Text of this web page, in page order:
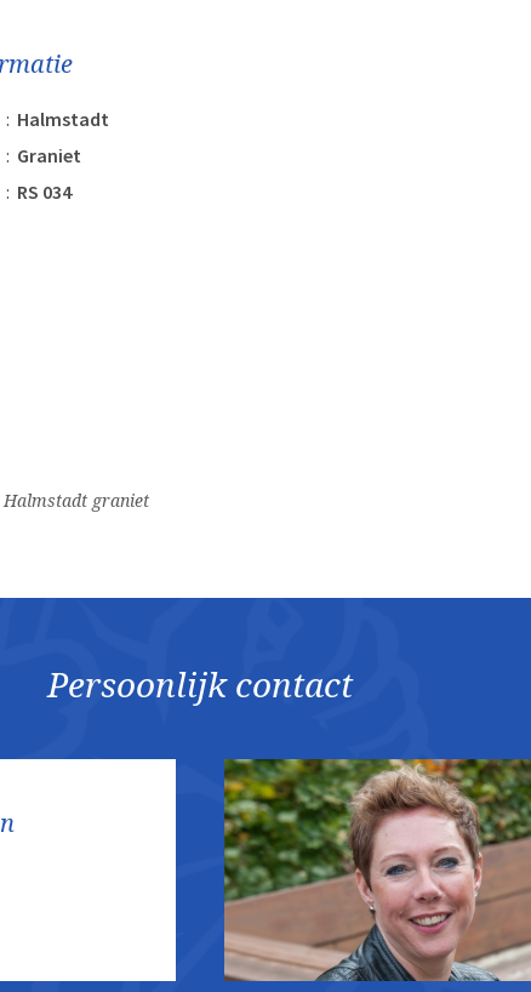
: Halmstadt
: Graniet
: RS 034
Halmstadt graniet
Persoonlijk contact